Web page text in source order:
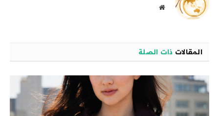
موقع
المقالات ذات الصلة